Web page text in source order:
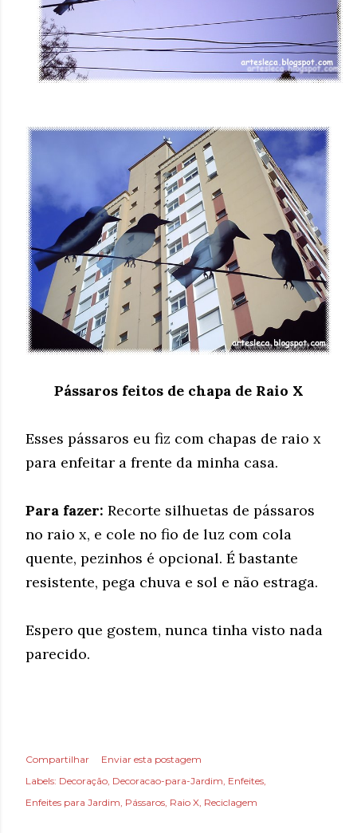
Pássaros feitos de chapa de Raio X
Esses pássaros eu fiz com chapas de raio x
para enfeitar a frente da minha casa.
Para fazer: Recorte silhuetas de pássaros
no raio x, e cole no fio de luz com cola
quente, pezinhos é opcional. É bastante
resistente, pega chuva e sol e não estraga.
Espero que gostem, nunca tinha visto nada
parecido.
Compartilhar
Enviar esta postagem
Labels: Decoração Decoracao-para-Jardim Enfeites
Enfeites para Jardim Pássaros Raio X Reciclagem